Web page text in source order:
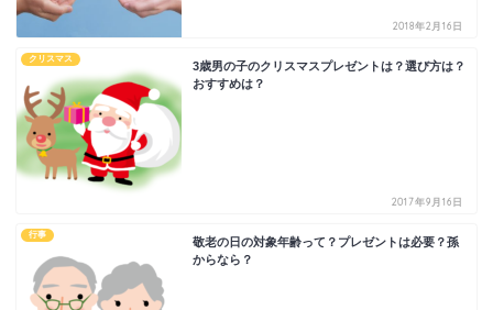
2018年2月16日
クリスマス
3歳男の子のクリスマスプレゼントは？選び方は？
おすすめは？
2017年9月16日
行事
敬老の日の対象年齢って？プレゼントは必要？孫
からなら？